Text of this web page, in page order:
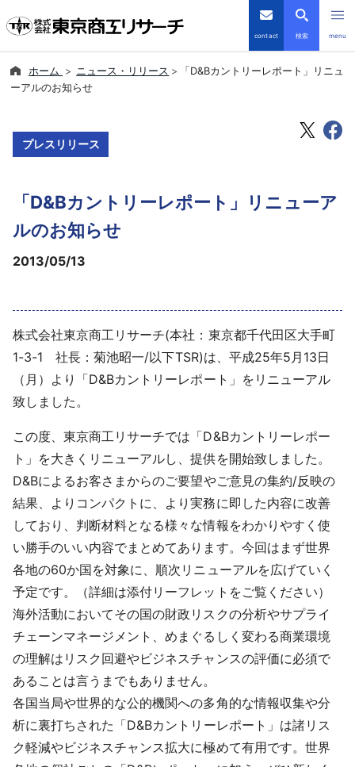
contact 検索 menu
優良企業サイト
導入事例
採用情報
English
ホーム ニュース・リリース
「D&Bカントリーレポート」リニュ
ーアルのお知らせ
プレスリリース
「D&Bカントリーレポート」リニューア
ルのお知らせ
2013/05/13
株式会社東京商工リサーチ(本社：東京都千代田区大手町
1-3-1 社長：菊池昭一/以下TSR)は、平成25年5月13日
（月）より「D&Bカントリーレポート」をリニューアル
致しました。
この度、東京商工リサーチでは「D&Bカントリーレポー
ト」を大きくリニューアルし、提供を開始致しました。
D&Bによるお客さまからのご要望やご意見の集約/反映の
結果、よりコンパクトに、より実務に即した内容に改善
しており、判断材料となる様々な情報をわかりやすく使
い勝手のいい内容でまとめてあります。今回はまず世界
各地の60か国を対象に、順次リニューアルを広げていく
予定です。（詳細は添付リーフレットをご覧ください）
海外活動においてその国の財政リスクの分析やサプライ
チェーンマネージメント、めまぐるしく変わる商業環境
の理解はリスク回避やビジネスチャンスの評価に必須で
あることは言うまでもありません。
各国当局や世界的な公的機関への多角的な情報収集や分
析に裏打ちされた「D&Bカントリーレポート」は諸リス
ク軽減やビジネスチャンス拡大に極めて有用です。世界